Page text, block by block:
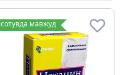
сотувда мавжуд